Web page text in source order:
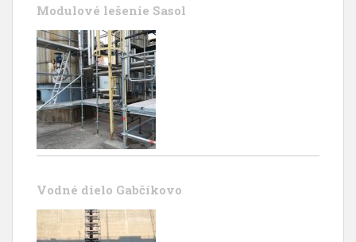
Modulové lešenie Sasol
Vodné dielo Gabčíkovo